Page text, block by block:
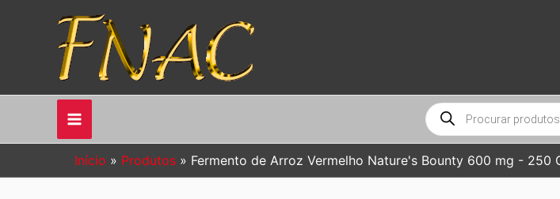
Pesquisar
produtos
Início Produtos Fermento de Arroz Vermelho Nature's Bounty 600 mg -